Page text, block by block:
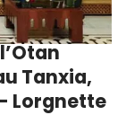
Tanxia,
Lorgnette